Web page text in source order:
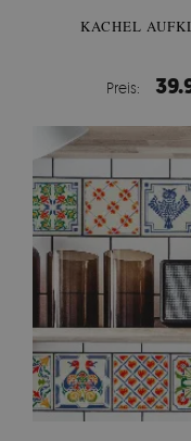
KACHEL
Preis: